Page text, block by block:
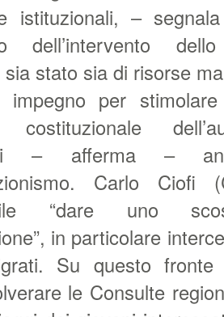
istituzionali, –
dell’intervento
stato sia di risorse
impegno per
costituzionale
– afferma –
Carlo Ciofi
“dare uno
in particolare
Su questo
le Consulte